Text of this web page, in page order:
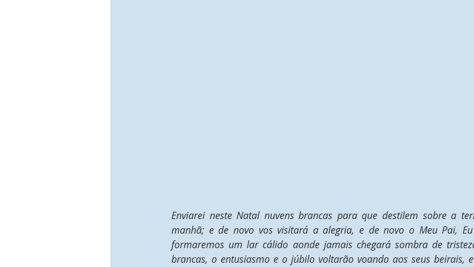
Enviarei neste Natal nuvens brancas para que destilem sobre a
manhã; e de novo vos visitará a alegria, e de novo o Meu Pai,
formaremos um lar cálido aonde jamais chegará sombra de
brancas, o entusiasmo e o júbilo voltarão voando aos seus beirais,